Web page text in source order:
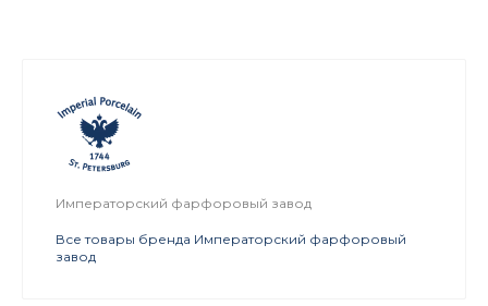
Императорский фарфоровый завод
Все товары бренда Императорский фарфоровый
завод